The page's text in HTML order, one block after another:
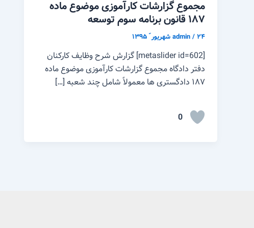
مجموع گزارشات کارآموزی موضوع ماده
۱۸۷ قانون برنامه سوم توسعه
admin/۲۴ شهریور ّ ۱۳۹۵
[metaslider id=602] گزارش شرح وظایف کارکنان
دفتر دادگاه مجموع گزارشات کارآموزی موضوع ماده
۱۸۷ دادگستری ها معمولاً شامل چند شعبه […]
0